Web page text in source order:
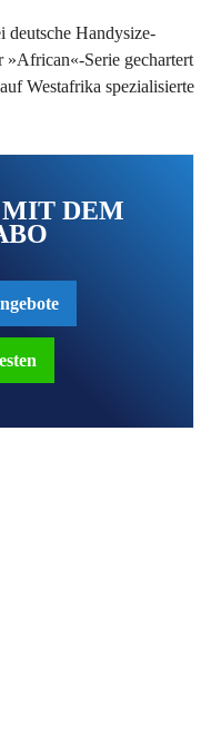
deutsche Handysize-
»African«-Serie gechartert
Westafrika spezialisierte
DEM